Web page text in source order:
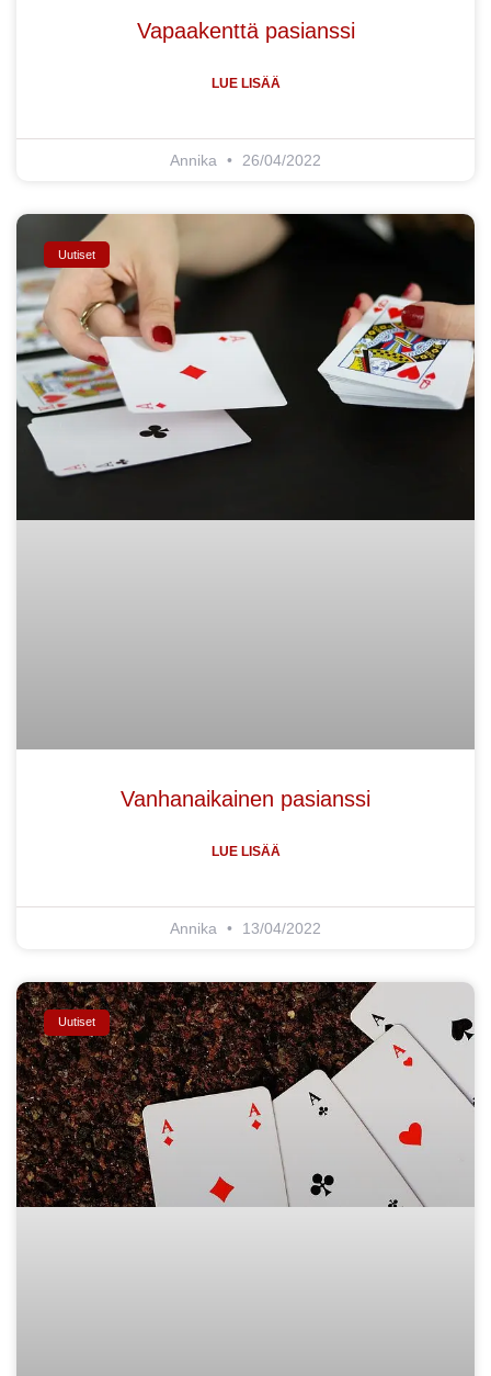
Vapaakenttä pasianssi
LUE LISÄÄ
Annika 26/04/2022
Uutiset
Vanhanaikainen pasianssi
LUE LISÄÄ
Annika 13/04/2022
Uutiset